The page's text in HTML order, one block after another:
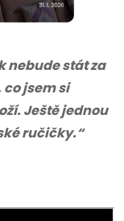
nebude stát za
co jsem si
Ještě jednou
ručičky.“